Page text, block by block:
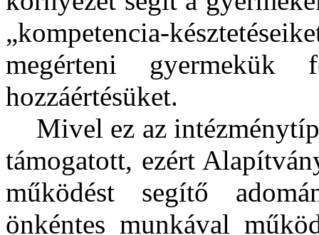
„kompetencia-
megérteni
hozzáértésüket.
Mivel ez az
támogatott, ezért
működést segítő
önkéntes munkával